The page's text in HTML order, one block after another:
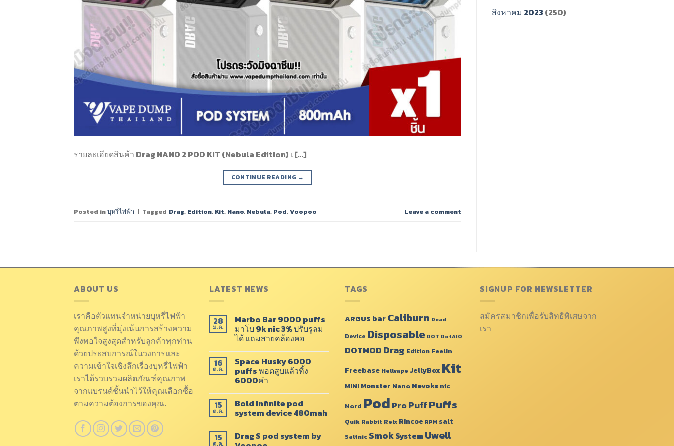
รายละเอียดสินค้า Drag NANO 2 POD KIT (Nebula Edition) เ […]
CONTINUE READING →
Posted inบุหรี่ไฟฟ้า | Tagged Drag, Edition, Kit, Nano, Nebula, Pod,Voopoo Leave a comment
สิงหาคม 2023 (250)
ABOUT US
เราคือตัวแทนจำหน่ายบุหรี่ไฟฟ้า
คุณภาพสูงที่มุ่งเน้นการสร้างความ
พึงพอใจสูงสุดสำหรับลูกค้าทุกท่าน
ด้วยประสบการณ์ในวงการและ
ความเข้าใจเชิงลึกเรื่องบุหรี่ไฟฟ้า
เราได้รวบรวมผลิตภัณฑ์คุณภาพ
จากแบรนด์ชั้นนำไว้ให้คุณเลือกซื้อ
ตามความต้องการของคุณ.
LATEST NEWS
28
ม.ค.
Marbo Bar 9000 puffs
มาโบ 9k nic 3% ปรับรูลม
ได้ แถมสายคล้องคอ
16
ต.ค.
Space Husky 6000
puffs พอตสูบแล้วทิ้ง
6000คำ
15
ต.ค.
Bold infinite pod
system device 480mah
15
ต.ค.
Drag​ S pod system by
TAGS
ARGUS barCaliburn Dead
Device Disposable DOT DotAIO
DOTMOD Drag Edition Feelin
Freebase Hellvape JellyBox Kit
MINI Monster Nano Nevoks nic
Nord Pod ProPuffPuffs
Quik Rabbit Relx Rincoe RPM salt
Saltnic SmokSystem Uwell
SIGNUP FOR NEWSLETTER
สมัครสมาชิกเพื่อรับสิทธิพิเศษจาก
เรา